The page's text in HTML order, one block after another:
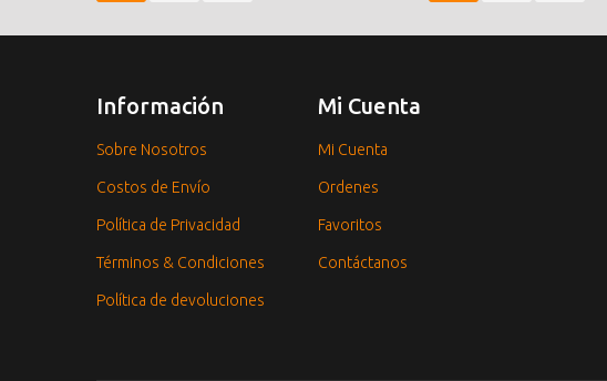
Información
Sobre Nosotros
Costos de Envío
Política de Privacidad
Términos & Condiciones
Política de devoluciones
Mi Cuenta
Mi Cuenta
Ordenes
Favoritos
Contáctanos